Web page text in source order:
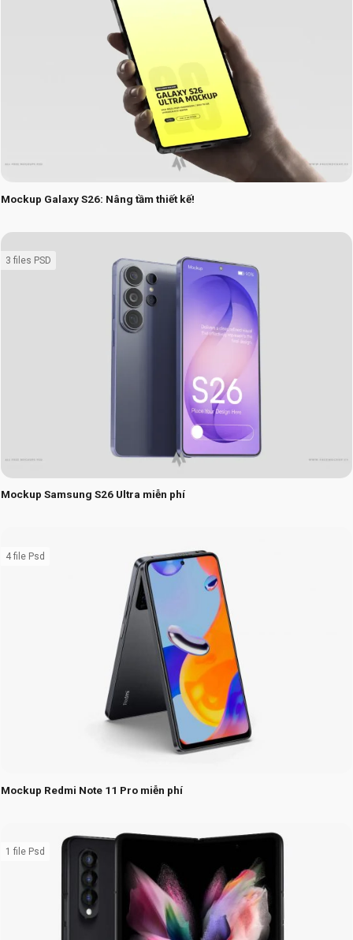
Mockup Galaxy S26: Nâng tầm thiết kế!
Mockup Samsung S26 Ultra miễn phí
3 files PSD
Mockup Redmi Note 11 Pro miễn phí
4 file Psd
1 file Psd